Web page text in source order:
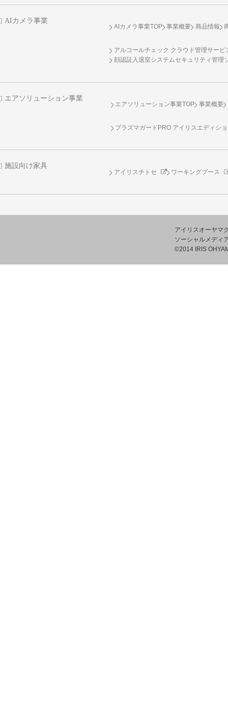
AIカメラ事業
AIカメラ事業TOP 事業概要 商品情報
アルコールチェック クラウド管理サービ
顔認証入退室システムセキュリティ管理
エアソリューション事業
エアソリューション事業TOP 事業概要
プラズマガードPRO アイリスエディシ
施設向け家具
アイリスチトセ ワーキングブース
アイリスオーヤマ
ソーシャルメディ
©2014 IRIS